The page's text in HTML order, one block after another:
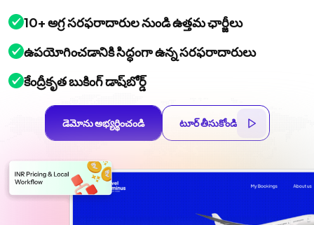
10+ అగ్ర సరఫరాదారుల నుండి ఉత్తమ ఛార్జీలు
ఉపయోగించడానికి సిద్ధంగా ఉన్న సరఫరాదారులు
కేంద్రీకృత బుకింగ్ డాష్‌బోర్డ్
డెమోను అభ్యర్థించండి టూర్ తీసుకోండి